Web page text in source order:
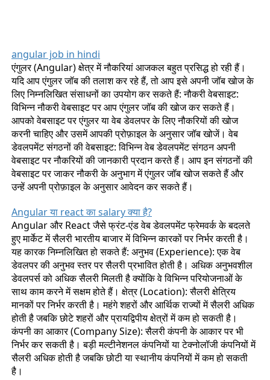
angular job in hindi
एंगुलर (Angular) क्षेत्र में नौकरियां आजकल बहुत प्रसिद्ध हो रही हैं।
यदि आप एंगुलर जॉब की तलाश कर रहे हैं, तो आप इसे अपनी जॉब खोज के
लिए निम्नलिखित संसाधनों का उपयोग कर सकते हैं: नौकरी वेबसाइट:
विभिन्न नौकरी वेबसाइट पर आप एंगुलर जॉब की खोज कर सकते हैं।
आपको वेबसाइट पर एंगुलर या वेब डेवलपर के लिए नौकरियों की खोज
करनी चाहिए और उसमें आपकी प्रोफ़ाइल के अनुसार जॉब खोजें। वेब
डेवलपमेंट संगठनों की वेबसाइट: विभिन्न वेब डेवलपमेंट संगठन अपनी
वेबसाइट पर नौकरियों की जानकारी प्रदान करते हैं। आप इन संगठनों की
वेबसाइट पर जाकर नौकरी के अनुभाग में एंगुलर जॉब खोज सकते हैं और
उन्हें अपनी प्रोफ़ाइल के अनुसार आवेदन कर सकते हैं।
Angular या react का salary क्या है?
Angular और React जैसे फ्रंट-एंड वेब डेवलपमेंट फ्रेमवर्क के बदलते
हुए मार्केट में सैलरी भारतीय बाजार में विभिन्न कारकों पर निर्भर करती है।
यह कारक निम्नलिखित हो सकते हैं: अनुभव (Experience): एक वेब
डेवलपर की अनुभव स्तर पर सैलरी प्रभावित होती है। अधिक अनुभवशील
डेवलपर्स को अधिक सैलरी मिलती है क्योंकि वे विभिन्न परियोजनाओं के
साथ काम करने में सक्षम होते हैं। क्षेत्र (Location): सैलरी क्षेत्रिय
मानकों पर निर्भर करती है। महंगे शहरों और आर्थिक राज्यों में सैलरी अधिक
होती है जबकि छोटे शहरों और प्रायद्विपीय क्षेत्रों में कम हो सकती है।
कंपनी का आकार (Company Size): सैलरी कंपनी के आकार पर भी
निर्भर कर सकती है। बड़ी मल्टीनेशनल कंपनियों या टेक्नोलॉजी कंपनियों में
सैलरी अधिक होती है जबकि छोटी या स्थानीय कंपनियों में कम हो सकती
है।